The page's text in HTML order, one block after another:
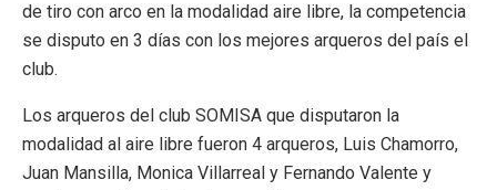
de tiro con arco en la modalidad aire libre, la competencia
se disputo en 3 días con los mejores arqueros del país el
club.
Los arqueros del club SOMISA que disputaron la
modalidad al aire libre fueron 4 arqueros, Luis Chamorro,
Juan Mansilla, Monica Villarreal y Fernando Valente y